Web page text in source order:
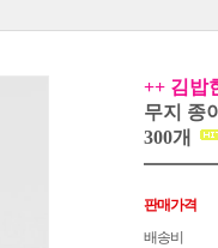
++ 김밥
무지 종
300개
판매가격
배송비